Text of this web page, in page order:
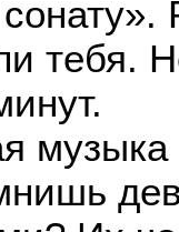
тебя.